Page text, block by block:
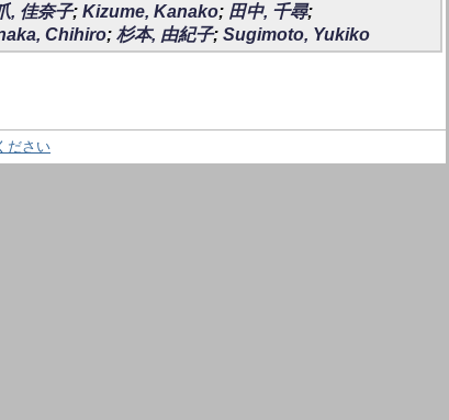
, 佳奈子; Kizume, Kanako; 田中, 千尋;
Chihiro; 杉本, 由紀子; Sugimoto, Yukiko
ださい